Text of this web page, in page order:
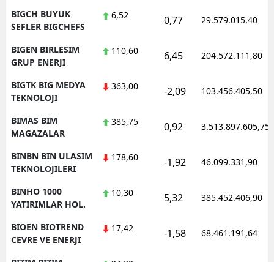
BIGCH BUYUK
SEFLER BIGCHEFS
6,52 0,77 29.579.015,40
BIGEN BIRLESIM
GRUP ENERJI
110,60 6,45 204.572.111,80
BIGTK BIG MEDYA
TEKNOLOJI
363,00 -2,09 103.456.405,50
BIMAS BIM
MAGAZALAR
385,75 0,92 3.513.897.605,75
BINBN BIN ULASIM
TEKNOLOJILERI
178,60 -1,92 46.099.331,90
BINHO 1000
YATIRIMLAR HOL.
10,30 5,32 385.452.406,90
BIOEN BIOTREND
CEVRE VE ENERJI
17,42 -1,58 68.461.191,64